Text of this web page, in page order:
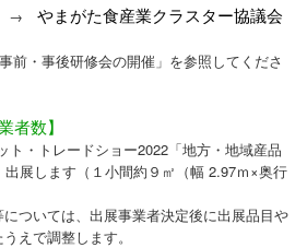
→ やまがた食産業クラスター協議会
事後研修会の開催」を参照してくださ
者数】
・トレードショー2022「地方・地域産品
展します（１小間約９㎡（幅 2.97ｍ×奥行
ついては、出展事業者決定後に出展品目や
えで調整します。